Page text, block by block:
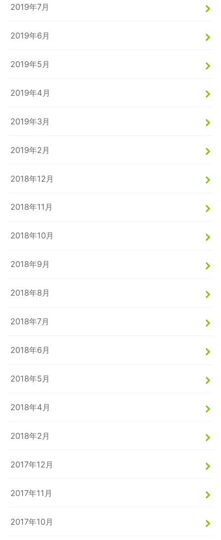
2019年7月
2019年6月
2019年5月
2019年4月
2019年3月
2019年2月
2018年12月
2018年11月
2018年10月
2018年9月
2018年8月
2018年7月
2018年6月
2018年5月
2018年4月
2018年2月
2017年12月
2017年11月
2017年10月